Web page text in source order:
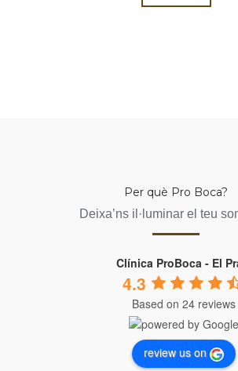
Per què Pro Boca?
Deixa’ns il·luminar el teu
Clínica ProBoca - El
4.3
Based on 24 reviews
review us on